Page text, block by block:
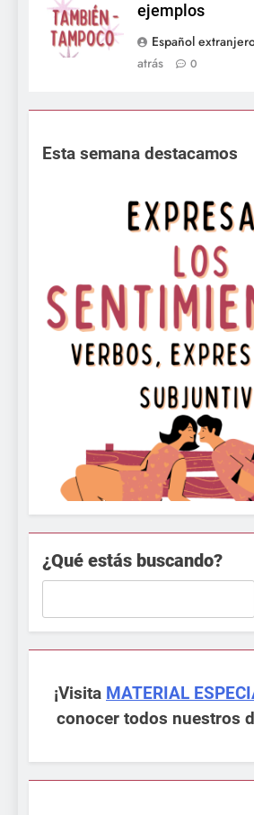
ejemplos
Español
atrás
0
Esta semana destacamos
¿Qué estás buscando?
¡Visita MATERIAL
conocer todos nuestros